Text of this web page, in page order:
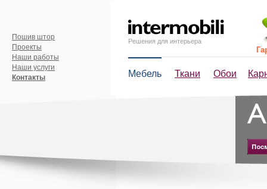
Решения для интерьера
Мебель Ткани Обои
Пошив штор
Проекты
Наши работы
Наши услуги
Контакты